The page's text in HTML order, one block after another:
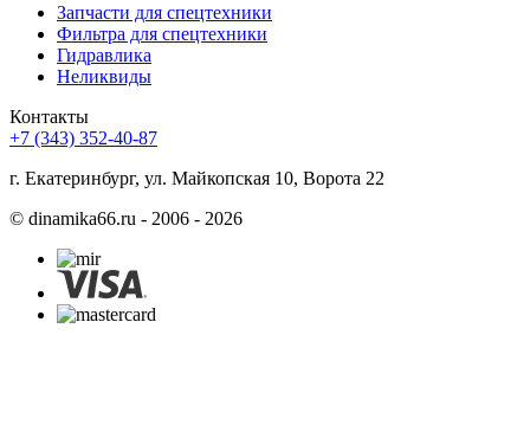
Запчасти для спецтехники
Фильтра для спецтехники
Гидравлика
Неликвиды
Контакты
+7 (343) 352-40-87
г. Екатеринбург, ул. Майкопская 10, Ворота 22
© dinamika66.ru - 2006 - 2026